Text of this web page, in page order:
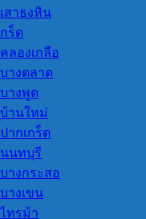
สาธงหิน
ร็ด
ลองเกลือ
างตลาด
างพูด
านใหม่
ากเกร็ด
นนทบุรี
างกระสอ
างเขน
ทรม้า